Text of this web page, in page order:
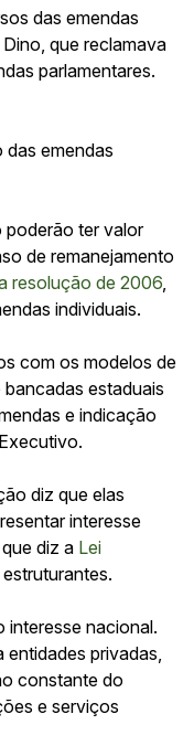
das emendas
que reclamava
parlamentares.
das emendas
poderão ter valor
de remanejamento
resolução de 2006
individuais.
com os modelos de
estaduais
e indicação
diz que elas
interesse
diz a Lei
interesse nacional.
privadas,
constante do
e serviços